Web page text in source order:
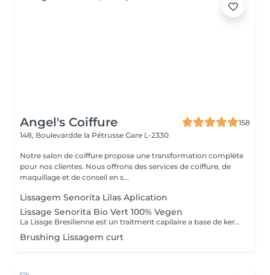
Angel's Coiffure
158
148, Boulevardde la Pétrusse Gare L-2330
Notre salon de coiffure propose une transformation complète
pour nos clientes. Nous offrons des services de coiffure, de
maquillage et de conseil en s...
Lissagem Senorita Lilas Aplication
Lissage Senorita Bio Vert 100% Vegen
La Lissge Bresilienne est un traitment capilaire a base de keratine et collogene qui permrt de detendre les frosottis ,lisser les cheveux et leur donner de la brillance.Le resultat est des cheveux plus souples disciplines ,avec un effet lisse qui peut durer entre 3 a 6 mois,selon l entretien et les produits utilises.
Brushing Lissagem curt